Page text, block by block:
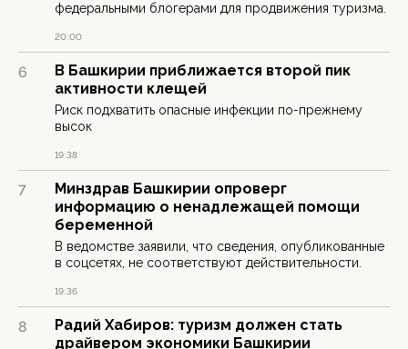
федеральными блогерами для продвижения туризма.
20:00
6
В Башкирии приближается второй пик
активности клещей
Риск подхватить опасные инфекции по-прежнему
высок
19:38
7
Минздрав Башкирии опроверг
информацию о ненадлежащей помощи
беременной
В ведомстве заявили, что сведения, опубликованные
в соцсетях, не соответствуют действительности.
19:36
8
Радий Хабиров: туризм должен стать
драйвером экономики Башкирии